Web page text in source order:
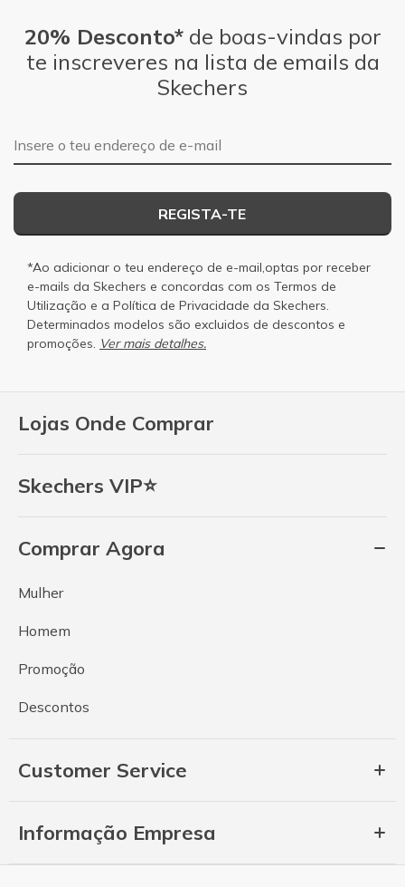
Lojas Onde Comprar
Skechers VIP⭐
Comprar Agora
Mulher
Homem
Promoção
Descontos
Customer Service
Informação Empresa
20% Desconto*de boas-vindas por
te inscreveres na lista de emails da
Skechers
Endereço de e-mail
REGISTA-TE
*Ao adicionar o teu endereço de e-mail,optas por receber
e-mails da Skechers e concordas com os Termos de
Utilização e a Política de Privacidade da Skechers.
Determinados modelos são excluidos de descontos e
promoções. Ver mais detalhes.